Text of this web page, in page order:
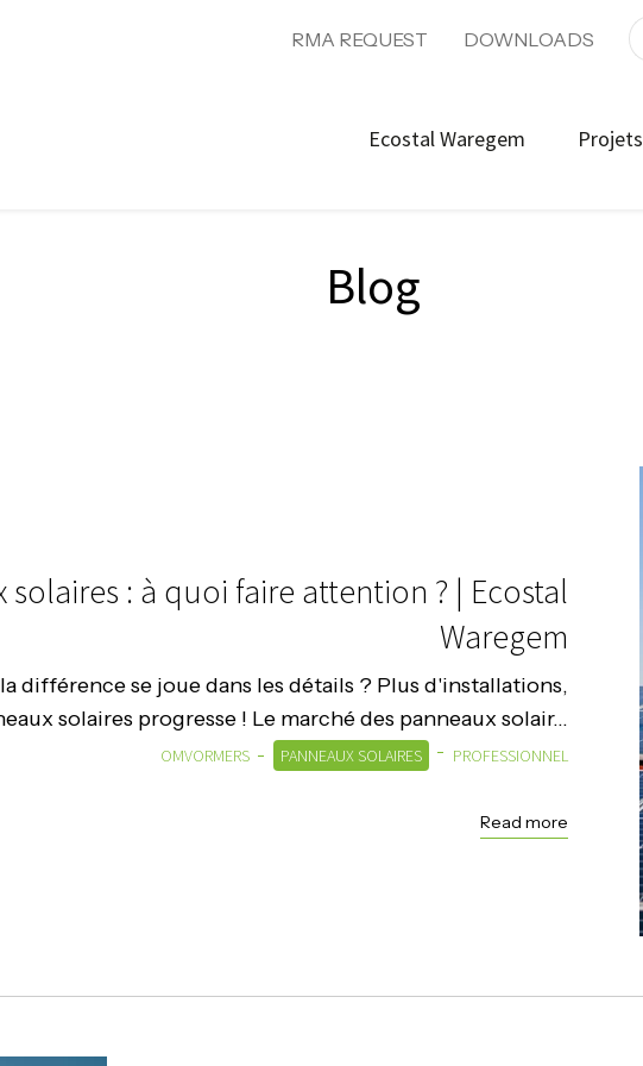
RMA REQUEST DOWNLOADS
Ecostal Waregem Projets
Blog
: à quoi faire attention ? | Ecostal
Waregem
différence se joue dans les détails ? Plus d'installations,
solaires progresse ! Le marché des panneaux solair...
OMVORMERS PANNEAUX SOLAIRES PROFESSIONNEL
Read more